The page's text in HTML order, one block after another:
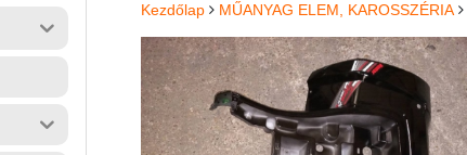
Kezdőlap MŰANYAG ELEM, KAROSSZÉRIA